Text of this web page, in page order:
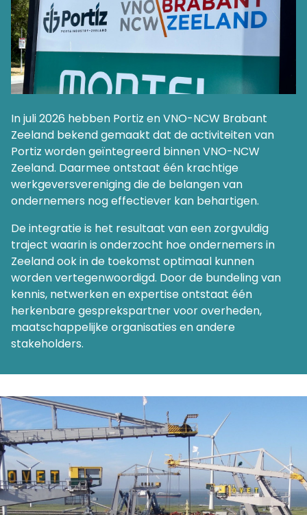
In juli 2026 hebben Portiz en VNO-NCW Brabant
Zeeland bekend gemaakt dat de activiteiten van
Portiz worden geïntegreerd binnen VNO-NCW
Zeeland. Daarmee ontstaat één krachtige
werkgeversvereniging die de belangen van
ondernemers nog effectiever kan behartigen.
De integratie is het resultaat van een zorgvuldig
traject waarin is onderzocht hoe ondernemers in
Zeeland ook in de toekomst optimaal kunnen
worden vertegenwoordigd. Door de bundeling van
kennis, netwerken en expertise ontstaat één
herkenbare gesprekspartner voor overheden,
maatschappelijke organisaties en andere
stakeholders.